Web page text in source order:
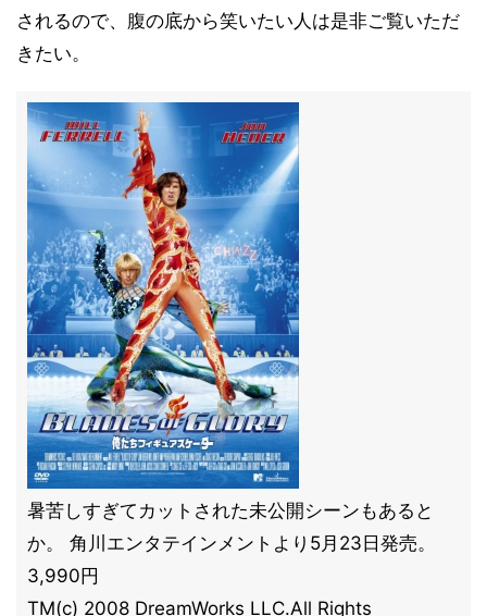
されるので、腹の底から笑いたい人は是非ご覧いただ
きたい。
暑苦しすぎてカットされた未公開シーンもあると
か。 角川エンタテインメントより5月23日発売。
3,990円
TM(c) 2008 DreamWorks LLC.All Rights